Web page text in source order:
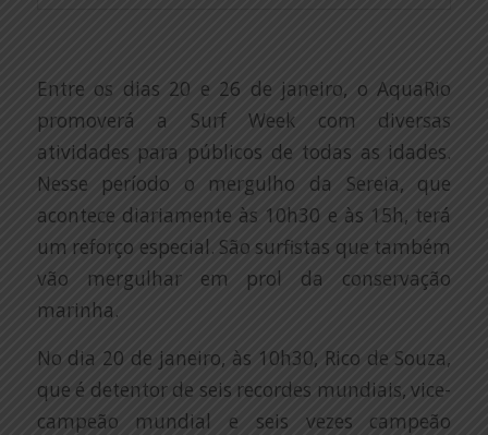
Entre os dias 20 e 26 de janeiro, o AquaRio
promoverá a Surf Week com diversas
atividades para públicos de todas as idades.
Nesse período o mergulho da Sereia, que
acontece diariamente às 10h30 e às 15h, terá
um reforço especial. São surfistas que também
vão mergulhar em prol da conservação
marinha.
No dia 20 de janeiro, às 10h30, Rico de Souza,
que é detentor de seis recordes mundiais, vice-
campeão mundial e seis vezes campeão